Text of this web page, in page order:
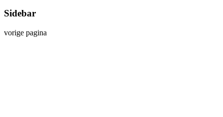
Sidebar
vorige pagina